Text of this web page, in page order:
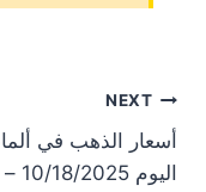
NEXT
أسعار الذهب في
اليوم 10/18/2025 –